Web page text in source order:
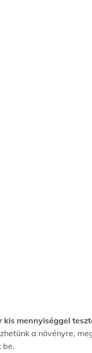
kis mennyiséggel
a növényre,
be.